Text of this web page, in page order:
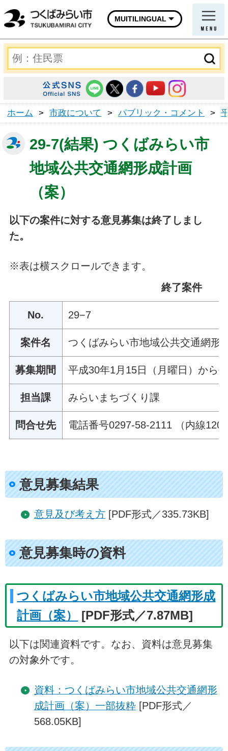
MUITILINGUAL
ホーム > 市政について > パブリック・コメント >
29-7(結果) つくばみらい市
地域公共交通網形成計画
（案）
以下の案件に対する意見募集は終了しまし
た。
※表は横スクロールできます。
終了案件
No. 29−7
案件名 つくばみらい市地域公共交通網形
募集期間 平成30年1月15日（月曜日）から
担当課 みらいまちづくり課
問合せ先 電話番号0297‐58‐2111 （内線
意見募集結果
意見及び考え方[PDF形式／335.73KB]
意見募集時の資料
つくばみらい市地域公共交通網形成
計画（案）
[PDF形式／7.87MB]
以下は関連資料です。なお、資料は意見募集
の対象外です。
資料：つくばみらい市地域公共交通網形
成計画（案）一部抜粋[PDF形式／
568.05KB]